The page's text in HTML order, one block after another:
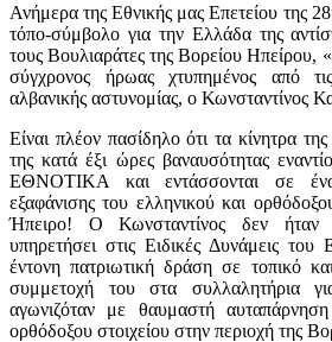
Ανήμερα της Εθνικής μας Επετείου της
τόπο-σύμβολο για την Ελλάδα της
τους Βουλιαράτες της Βορείου Ηπείρου,
σύγχρονος ήρωας χτυπημένος από
αλβανικής αστυνομίας, ο Κωνσταντίνος
Είναι πλέον πασίδηλο ότι τα κίνητρα
της κατά έξι ώρες βαναυσότητας
ΕΘΝΟΤΙΚΑ και εντάσσονται σε
εξαφάνισης του ελληνικού και
Ήπειρο! Ο Κωνσταντίνος δεν ήταν
υπηρετήσει στις Ειδικές Δυνάμεις του
έντονη πατριωτική δράση σε τοπικό
συμμετοχή του στα συλλαλητήρια
αγωνιζόταν με θαυμαστή
ορθόδοξου στοιχείου στην περιοχή της